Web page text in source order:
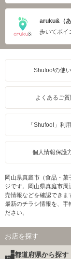
aruku&（あ
歩いてポイ
Shufoo!の使
よくあるご質
「Shufoo!」利
個人情報保護
岡山県真庭市（食品・
ジです。岡山県真庭市
売情報などを確認できま
最新のチラシ情報を、手
ださい。
お店を探す
都道府県から探す